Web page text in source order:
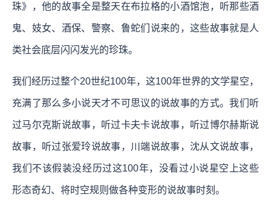
珠》，他的故事全是整天在布拉格的小酒馆泡，听那些酒
鬼、妓女、酒保、警察、鲁蛇们说来的，这些故事就是人
类社会底层闪闪发光的珍珠。
我们经历过整个20世纪100年，这100年世界的文学星空，
充满了那么多小说天才不可思议的说故事的方式。我们听
过马尔克斯说故事，听过卡夫卡说故事，听过博尔赫斯说
故事，听过张爱玲说故事，川端说故事，沈从文说故事，
我们不该假装没经历过这100年，没看过小说星空上这些
形态奇幻、将时空规则做各种变形的说故事时刻。